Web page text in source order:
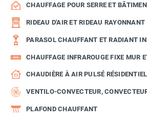
CHAUFFAGE POUR SERRE ET
RIDEAU D'AIR ET RIDEAU RAYONNANT
PARASOL CHAUFFANT ET RADIANT
CHAUFFAGE INFRAROUGE FIXE MUR
CHAUDIÈRE À AIR PULSÉ RÉSIDENTIEL
VENTILO-CONVECTEUR,
PLAFOND CHAUFFANT